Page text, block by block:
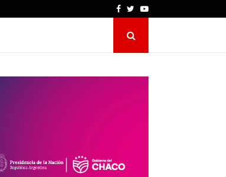
Facebook
TwitterYoutube